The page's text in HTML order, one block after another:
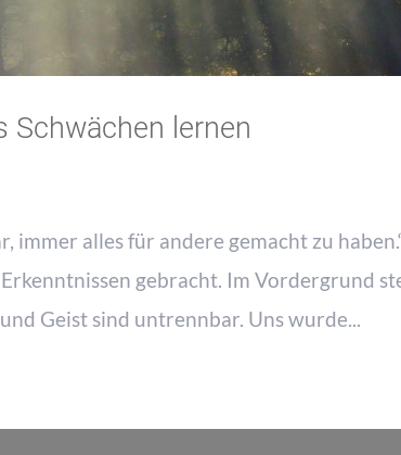
Schwächen lernen
immer alles für andere gemacht zu
gebracht. Im Vordergrund
Geist sind untrennbar. Uns wurde...